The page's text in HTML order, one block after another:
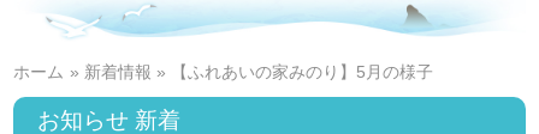
ホーム » 新着情報 » 【ふれあいの家みのり】5月の様子
お知らせ 新着